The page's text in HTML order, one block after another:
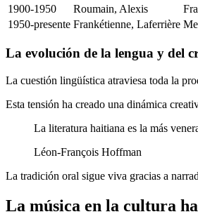
1900-1950
Roumain, Alexis
1950-presente Frankétienne, Laferrière
La evolución de la lengua y del
La cuestión lingüística atraviesa toda la
Esta tensión ha creado una dinámica
La literatura haitiana es la más
Léon-François Hoffman
La tradición oral sigue viva gracias a
La música en la cultura